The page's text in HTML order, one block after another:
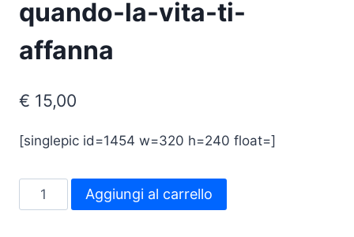
quando-la-vita-ti-
affanna
€ 15,00
[singlepic id=1454 w=320 h=240 float=]
quando-
la-
Aggiungi al carrello